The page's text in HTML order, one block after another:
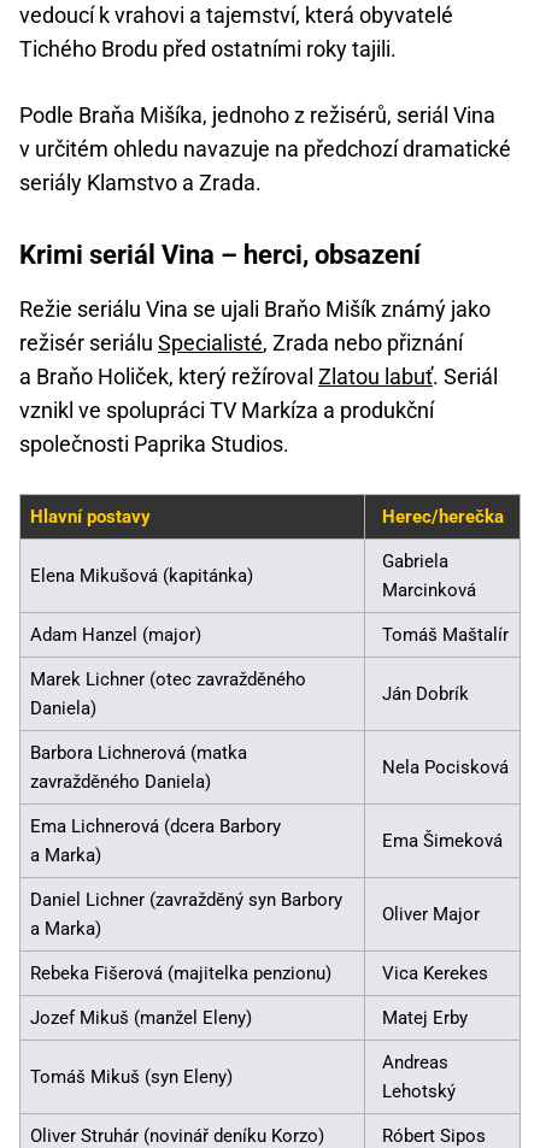
vedoucí k vrahovi a tajemství, která obyvatelé
Tichého Brodu před ostatními roky tajili.
Podle Braňa Mišíka, jednoho z režisérů, seriál Vina
v určitém ohledu navazuje na předchozí dramatické
seriály Klamstvo a Zrada.
Krimi seriál Vina – herci, obsazení
Režie seriálu Vina se ujali Braňo Mišík známý jako
režisér seriálu Specialisté, Zrada nebo přiznání
a Braňo Holiček, který režíroval Zlatou labuť. Seriál
vznikl ve spolupráci TV Markíza a produkční
společnosti Paprika Studios.
Hlavní postavy Herec/herečka
Elena Mikušová (kapitánka)
Gabriela
Marcinková
Adam Hanzel (major) Tomáš Maštalír
Marek Lichner (otec zavražděného
Daniela)
Ján Dobrík
Barbora Lichnerová (matka
zavražděného Daniela)
Nela Pocisková
Ema Lichnerová (dcera Barbory
a Marka)
Ema Šimeková
Daniel Lichner (zavražděný syn Barbory
a Marka)
Oliver Major
Rebeka Fišerová (majitelka penzionu) Vica Kerekes
Jozef Mikuš (manžel Eleny) Matej Erby
Tomáš Mikuš (syn Eleny)
Andreas
Lehotský
Oliver Struhár (novinář deníku Korzo) Róbert Sipos